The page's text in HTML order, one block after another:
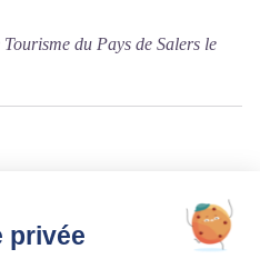
du Pays de Salers le